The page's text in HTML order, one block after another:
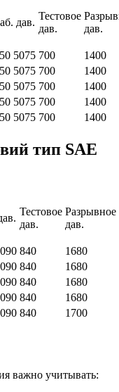
дав.
Тестовое
дав.
дав.
5075 700
1400
5075 700
1400
5075 700
1400
5075 700
1400
5075 700 1400
тип SAE
Тестовое
дав.
Разрывное
дав.
840
1680
840
1680
840
1680
840
1680
840 1700
важно учитывать: